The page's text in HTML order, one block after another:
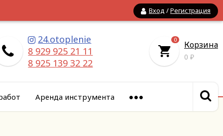
Вход /Регистрация
24.otoplenie
8 929 925 21 11
8 925 139 32 22
0 Корзина
0 ₽
Аренда инструмента